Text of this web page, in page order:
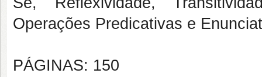
Operações Predicativas e
PÁGINAS: 150